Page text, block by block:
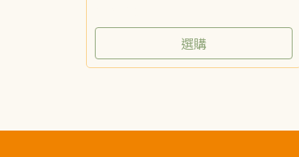
選購